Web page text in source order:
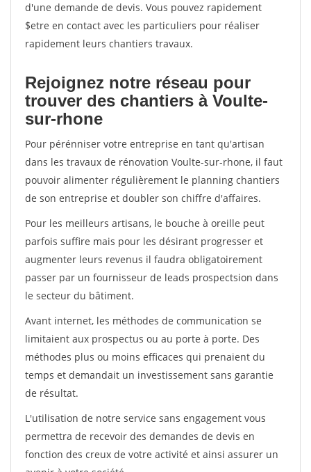
d'une demande de devis. Vous pouvez rapidement
$etre en contact avec les particuliers pour réaliser
rapidement leurs chantiers travaux.
Rejoignez notre réseau pour
trouver des chantiers à Voulte-
sur-rhone
Pour pérénniser votre entreprise en tant qu'artisan
dans les travaux de rénovation Voulte-sur-rhone, il faut
pouvoir alimenter régulièrement le planning chantiers
de son entreprise et doubler son chiffre d'affaires.
Pour les meilleurs artisans, le bouche à oreille peut
parfois suffire mais pour les désirant progresser et
augmenter leurs revenus il faudra obligatoirement
passer par un fournisseur de leads prospectsion dans
le secteur du bâtiment.
Avant internet, les méthodes de communication se
limitaient aux prospectus ou au porte à porte. Des
méthodes plus ou moins efficaces qui prenaient du
temps et demandait un investissement sans garantie
de résultat.
L'utilisation de notre service sans engagement vous
permettra de recevoir des demandes de devis en
fonction des creux de votre activité et ainsi assurer un